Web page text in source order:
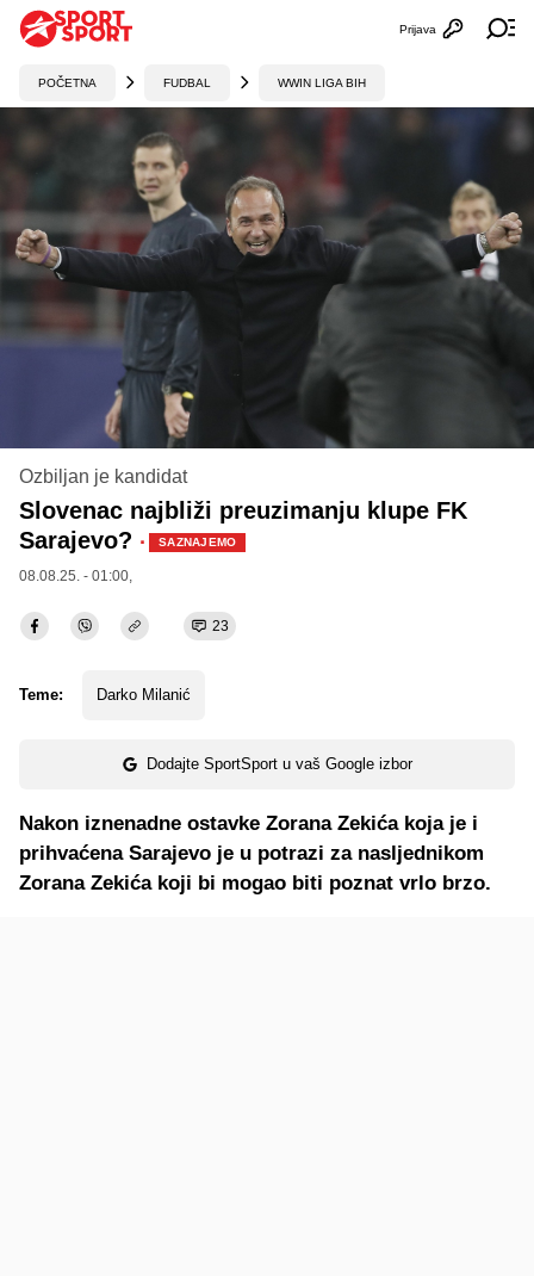
Otvori
Prijava
POČETNA FUDBAL WWIN LIGA BIH
Ozbiljan je kandidat
Slovenac najbliži preuzimanju klupe FK
Sarajevo? · SAZNAJEMO
08.08.25. - 01:00,
23
Teme: Darko Milanić
Dodajte SportSport u vaš Google izbor
Nakon iznenadne ostavke Zorana Zekića koja je i
prihvaćena Sarajevo je u potrazi za nasljednikom
Zorana Zekića koji bi mogao biti poznat vrlo brzo.